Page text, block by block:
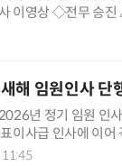
이영상 ◇전무 승
해 임원인사
년 정기 임원 인
이사급 인사에 이
. 발령일자는 새해 1